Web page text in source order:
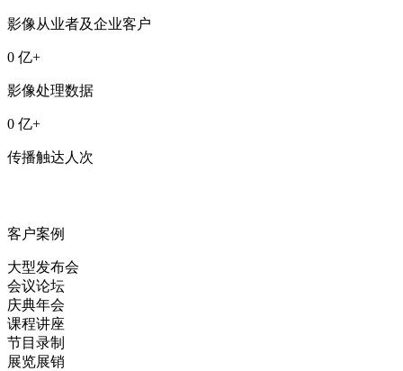
影像从业者及企业客户
0 亿+
影像处理数据
0 亿+
传播触达人次
客户案例
大型发布会
会议论坛
庆典年会
课程讲座
节目录制
展览展销